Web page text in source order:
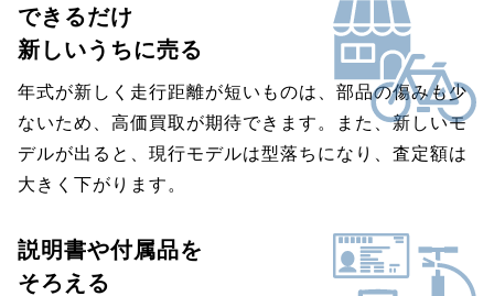
できるだけ
新しいうちに売る
年式が新しく走行距離が短いものは、部品の傷みも少
ないため、高価買取が期待できます。また、新しいモ
デルが出ると、現行モデルは型落ちになり、査定額は
大きく下がります。
説明書や付属品を
そろえる